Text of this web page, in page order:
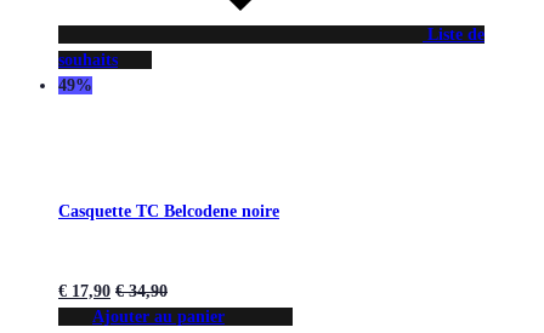
Liste de
souhaits
49%
Casquette TC Belcodene noire
€ 17,90 €34,90
Ajouter au panier